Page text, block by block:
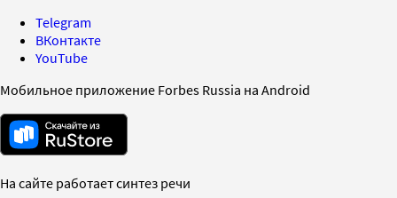
Telegram
ВКонтакте
YouTube
Мобильное приложение Forbes Russia на Android
На сайте работает синтез речи